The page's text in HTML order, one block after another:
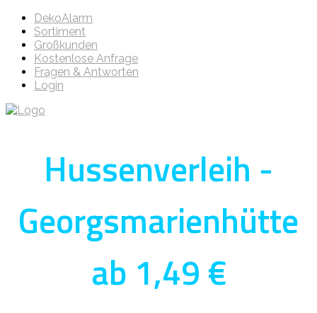
DekoAlarm
Sortiment
Großkunden
Kostenlose Anfrage
Fragen & Antworten
Login
Hussenverleih -
Georgsmarienhütte
ab 1,49 €